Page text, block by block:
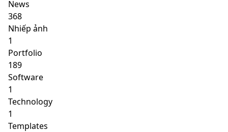
News
368
Nhiếp ảnh
1
Portfolio
189
Software
1
Technology
1
Templates